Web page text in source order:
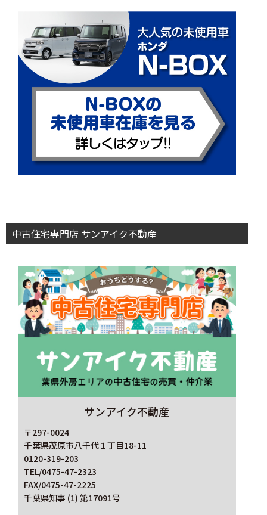
中古住宅専門店 サンアイク不動産
サンアイク不動産
〒297-0024
千葉県茂原市八千代１丁目18-11
0120-319-203
TEL/0475-47-2323
FAX/0475-47-2225
千葉県知事 (1) 第17091号